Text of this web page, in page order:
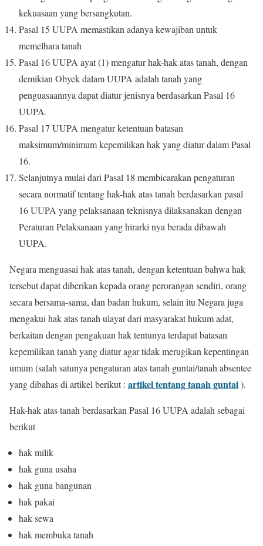
kekuasaan yang bersangkutan.
Pasal 15 UUPA memastikan adanya kewajiban untuk
memelhara tanah
Pasal 16 UUPA ayat (1) mengatur hak-hak atas tanah, dengan
demikian Obyek dalam UUPA adalah tanah yang
penguasaannya dapat diatur jenisnya berdasarkan Pasal 16
UUPA.
Pasal 17 UUPA mengatur ketentuan batasan
maksimum/minimum kepemilikan hak yang diatur dalam Pasal
16.
Selanjutnya mulai dari Pasal 18 membicarakan pengaturan
secara normatif tentang hak-hak atas tanah berdasarkan pasal
16 UUPA yang pelaksanaan teknisnya dilaksanakan dengan
Peraturan Pelaksanaan yang hirarki nya berada dibawah
UUPA.
Negara menguasai hak atas tanah, dengan ketentuan bahwa hak
tersebut dapat diberikan kepada orang perorangan sendiri, orang
secara bersama-sama, dan badan hukum, selain itu Negara juga
mengakui hak atas tanah ulayat dari masyarakat hukum adat,
berkaitan dengan pengakuan hak tentunya terdapat batasan
kepemilikan tanah yang diatur agar tidak merugikan kepentingan
umum (salah satunya pengaturan atas tanah guntai/tanah absentee
yang dibahas di artikel berikut : artikel tentang tanah guntai).
Hak-hak atas tanah berdasarkan Pasal 16 UUPA adalah sebagai
berikut
hak milik
hak guna usaha
hak guna bangunan
hak pakai
hak sewa
hak membuka tanah